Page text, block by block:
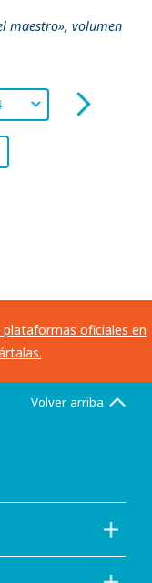
maestro», volumen
oficiales en
Volver arriba